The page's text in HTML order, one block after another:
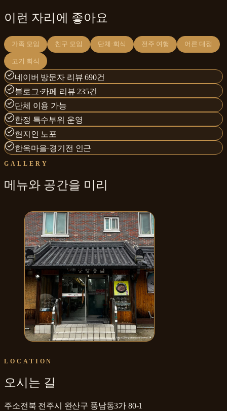
이런 자리에 좋아요
가족 모임 친구 모임 단체·회식 전주 여행 어른 대접
고기 회식
네이버 방문자 리뷰 690건
블로그·카페 리뷰 235건
단체 이용 가능
한정 특수부위 운영
현지인 노포
한옥마을·경기전 인근
GALLERY
메뉴와 공간을 미리
LOCATION
오시는 길
주소전북 전주시 완산구 풍남동3가 80-1